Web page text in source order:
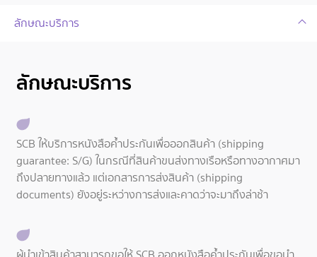
ลักษณะบริการ
ลักษณะบริการ
SCB ให้บริการหนังสือค้ำประกันเพื่อออกสินค้า (shipping
guarantee: S/G) ในกรณีที่สินค้าขนส่งทางเรือหรือทางอากาศมา
ถึงปลายทางแล้ว แต่เอกสารการส่งสินค้า (shipping
documents) ยังอยู่ระหว่างการส่งและคาดว่าจะมาถึงล่าช้า